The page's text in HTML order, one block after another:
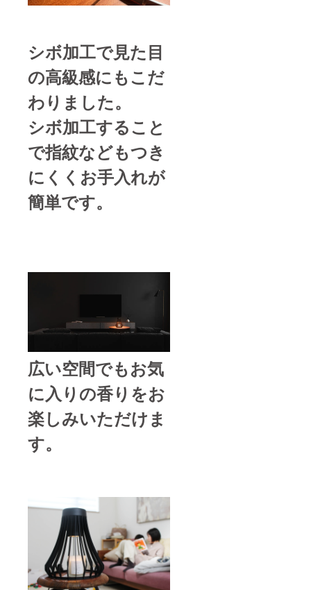
シボ加工で見た目
の高級感にもこだ
わりました。
シボ加工すること
で指紋などもつき
にくくお手入れが
簡単です。
広い空間でもお気
に入りの香りをお
楽しみいただけま
す。